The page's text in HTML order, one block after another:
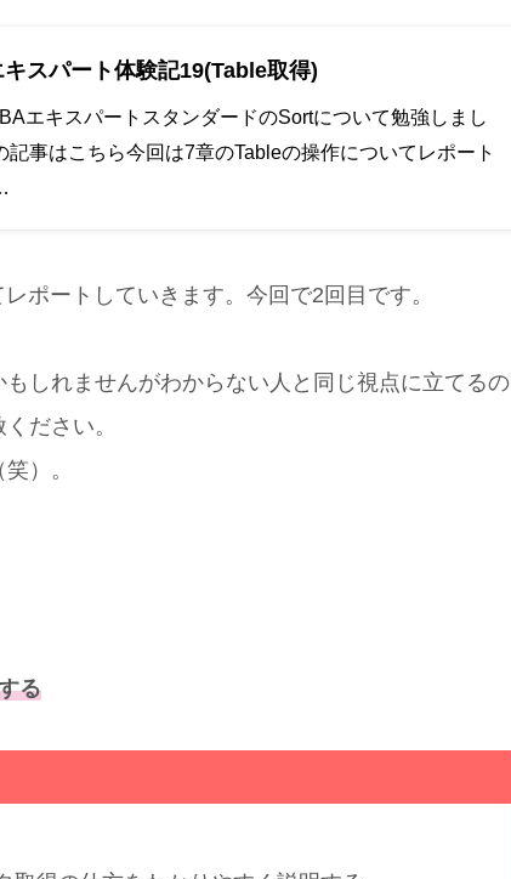
スパート体験記19(Table取得)
エキスパートスタンダードのSortについて勉強しまし
記事はこちら今回は7章のTableの操作についてレポート
ポートしていきます。今回で2回目です。
しれませんがわからない人と同じ視点に立てるの
ださい。
）。
る